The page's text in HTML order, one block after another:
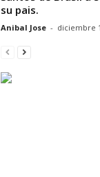
su pais.
Anibal Jose - diciembre